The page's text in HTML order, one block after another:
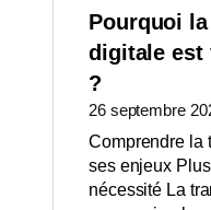
Pourquoi
digitale est
?
26 septembre
Comprendre la
ses enjeux
nécessité La